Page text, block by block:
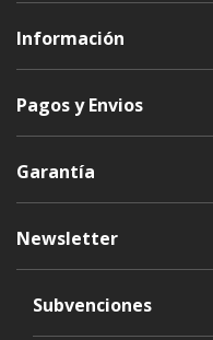
Información
Pagos y Envios
Garantía
Newsletter
Subvenciones